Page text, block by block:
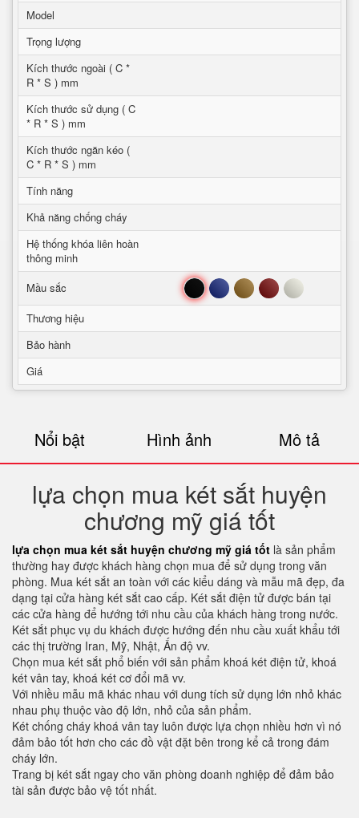
Model
Trọng lượng
Kích thước ngoài ( C *
R * S ) mm
Kích thước sử dụng ( C
* R * S ) mm
Kích thước ngăn kéo (
C * R * S ) mm
Tính năng
Khả năng chống cháy
Hệ thống khóa liên hoàn
thông minh
Mầu sắc
Đen Xanh Nâu Đỏ Trắng
Thương hiệu
Bảo hành
Giá
Nổi bật Hình ảnh Mô tả
lựa chọn mua két sắt huyện
chương mỹ giá tốt
lựa chọn mua két sắt huyện chương mỹ giá tốt là sản phẩm
thường hay được khách hàng chọn mua để sử dụng trong văn
phòng. Mua két sắt an toàn với các kiểu dáng và mẫu mã đẹp, đa
dạng tại cửa hàng két sắt cao cấp. Két sắt điện tử được bán tại
các cửa hàng để hướng tới nhu cầu của khách hàng trong nước.
Két sắt phục vụ du khách được hướng đến nhu cầu xuất khẩu tới
các thị trường Iran, Mỹ, Nhật, Ấn độ vv.
Chọn mua két sắt phổ biến với sản phẩm khoá két điện tử, khoá
két vân tay, khoá két cơ đổi mã vv.
Với nhiều mẫu mã khác nhau với dung tích sử dụng lớn nhỏ khác
nhau phụ thuộc vào độ lớn, nhỏ của sản phẩm.
Két chống cháy khoá vân tay luôn được lựa chọn nhiều hơn vì nó
đảm bảo tốt hơn cho các đồ vật đặt bên trong kể cả trong đám
cháy lớn.
Trang bị két sắt ngay cho văn phòng doanh nghiệp để đảm bảo
tài sản được bảo vệ tốt nhất.